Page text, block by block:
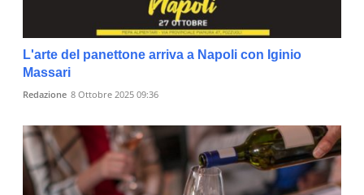
L'arte del panettone arriva a Napoli con Iginio
Massari
Redazione 8 Ottobre 2025 09:36